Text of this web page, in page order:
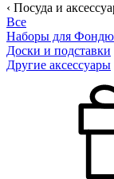
‹ Посуда и
Все
Наборы для Фондю
Доски и подставки
Другие аксессуары